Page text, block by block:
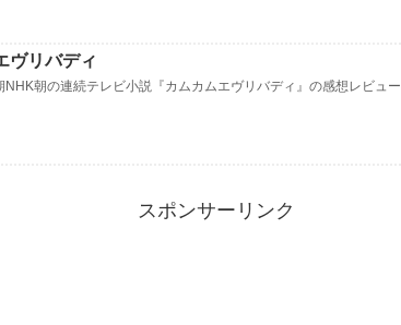
ヴリバディ
NHK朝の連続テレビ小説『カムカムエヴリバディ』の感想レビュー
スポンサーリンク